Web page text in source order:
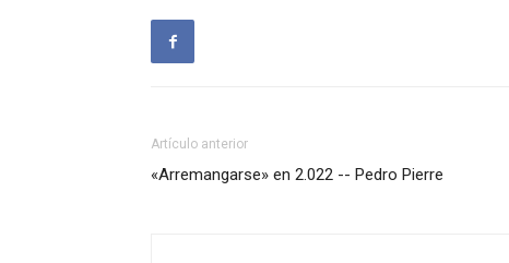
Artículo anterior
«Arremangarse» en 2.022 -- Pedro Pierre